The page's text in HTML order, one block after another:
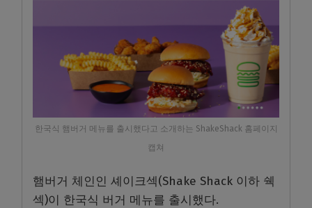
한국식 햄버거 메뉴를 출시했다고 소개하는 ShakeShack 홈페이지
캡쳐
햄버거 체인인 셰이크섹(Shake Shack 이하 쉑
섹)이 한국식 버거 메뉴를 출시했다.